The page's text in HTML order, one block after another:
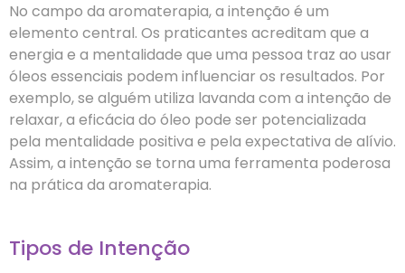
No campo da aromaterapia, a intenção é um
elemento central. Os praticantes acreditam que a
energia e a mentalidade que uma pessoa traz ao usar
óleos essenciais podem influenciar os resultados. Por
exemplo, se alguém utiliza lavanda com a intenção de
relaxar, a eficácia do óleo pode ser potencializada
pela mentalidade positiva e pela expectativa de alívio.
Assim, a intenção se torna uma ferramenta poderosa
na prática da aromaterapia.
Tipos de Intenção